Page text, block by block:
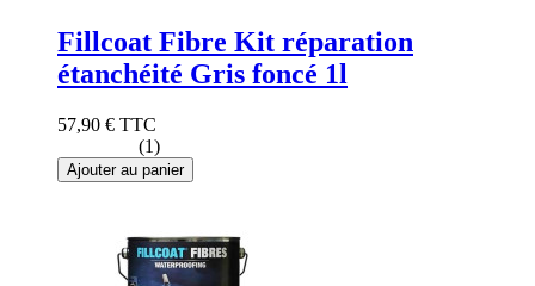
Fillcoat Fibre Kit réparation
étanchéité Gris foncé 1l
57,90 € TTC
(1)
Ajouter au panier